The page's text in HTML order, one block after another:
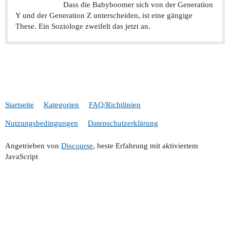
Dass die Babyboomer sich von der Generation
Y und der Generation Z unterscheiden, ist eine gängige
These. Ein Soziologe zweifelt das jetzt an.
Startseite Kategorien FAQ/Richtlinien
Nutzungsbedingungen Datenschutzerklärung
Angetrieben von Discourse, beste Erfahrung mit aktiviertem
JavaScript